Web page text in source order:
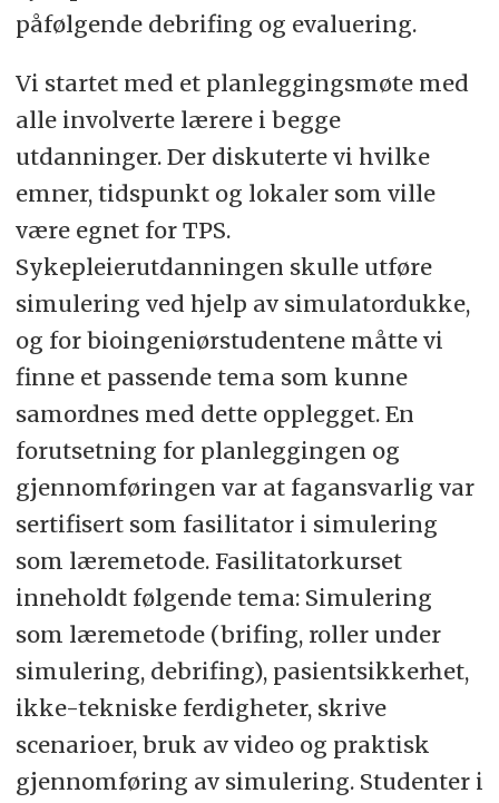
påfølgende debrifing og evaluering.
Vi startet med et planleggingsmøte med
alle involverte lærere i begge
utdanninger. Der diskuterte vi hvilke
emner, tidspunkt og lokaler som ville
være egnet for TPS.
Sykepleierutdanningen skulle utføre
simulering ved hjelp av simulatordukke,
og for bioingeniørstudentene måtte vi
finne et passende tema som kunne
samordnes med dette opplegget. En
forutsetning for planleggingen og
gjennomføringen var at fagansvarlig var
sertifisert som fasilitator i simulering
som læremetode. Fasilitatorkurset
inneholdt følgende tema: Simulering
som læremetode (brifing, roller under
simulering, debrifing), pasientsikkerhet,
ikke-tekniske ferdigheter, skrive
scenarioer, bruk av video og praktisk
gjennomføring av simulering. Studenter i